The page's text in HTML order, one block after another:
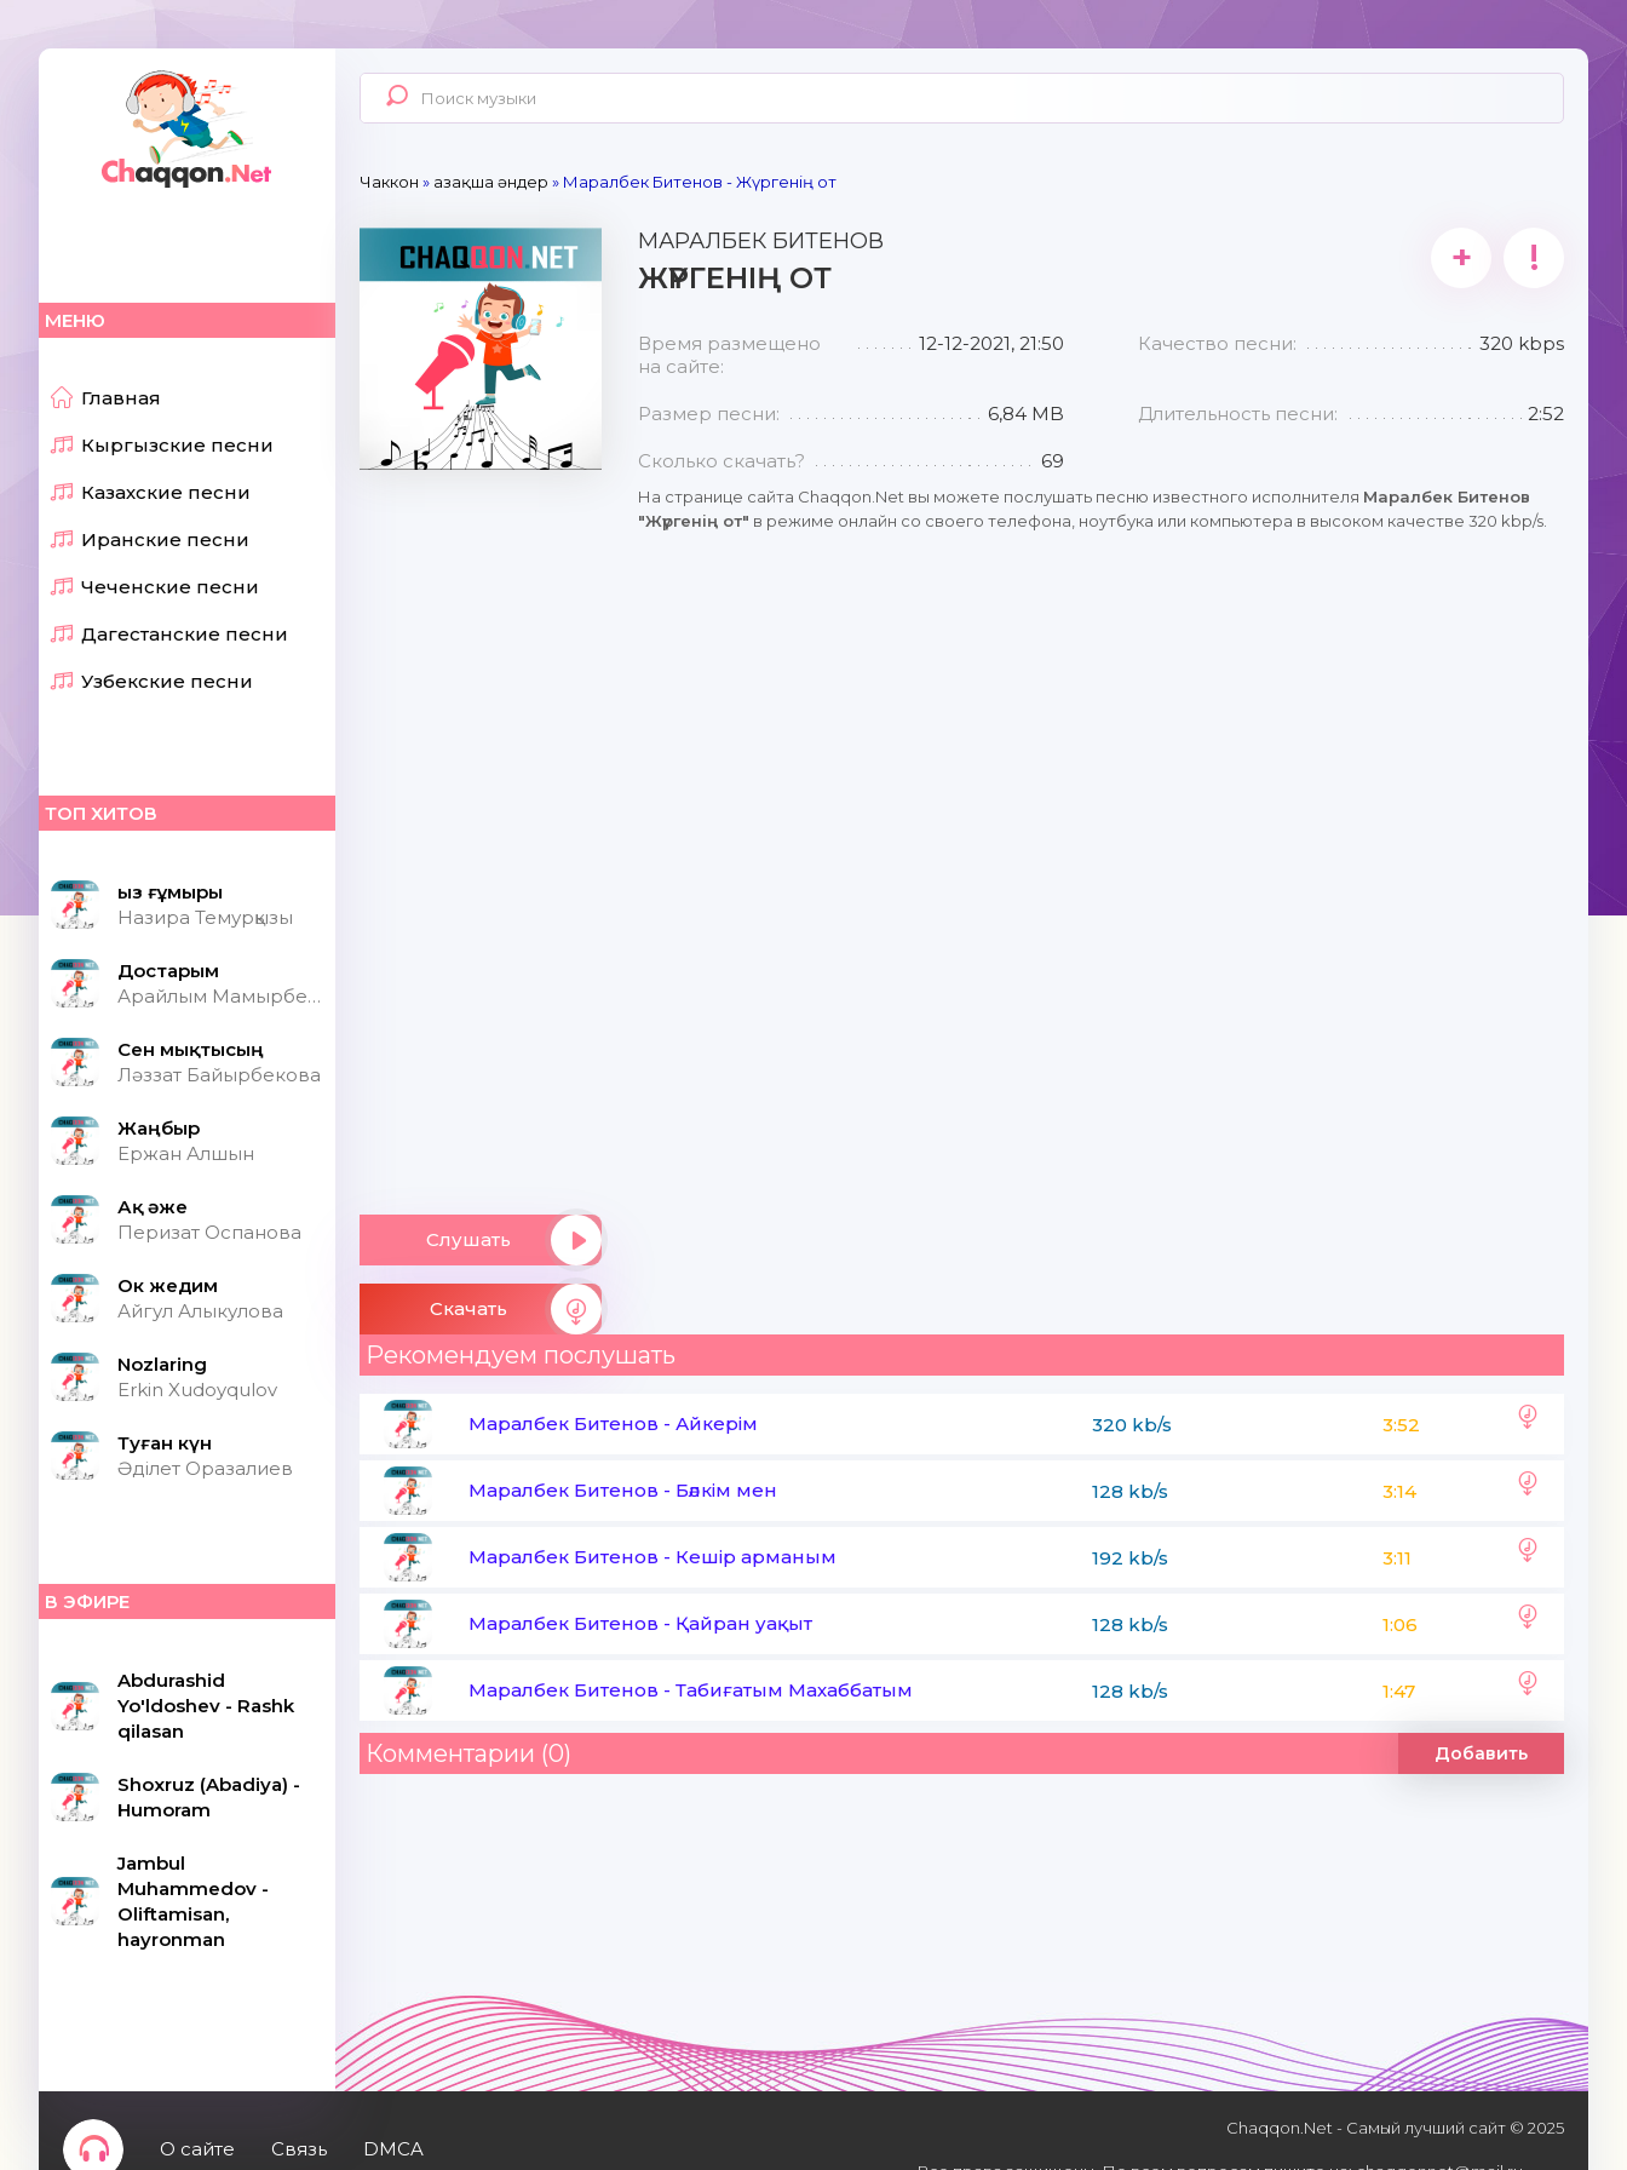
МЕНЮ
Главная
Кыргызские песни
Казахские песни
Иранские песни
Чеченские песни
Дагестанские песни
Узбекские песни
ТОП ХИТОВ
Қыз ғұмыры
Назира Темурқызы
Достарым
Арайлым Мамырбекқызы
Сен мықтысың
Ләззат Байырбекова
Жаңбыр
Ержан Алшын
Ақ әже
Перизат Оспанова
Ок жедим
Айгул Алыкулова
Nozlaring
Erkin Xudoyqulov
Туған күн
Әділет Оразалиев
В ЭФИРЕ
Abdurashid
Yo'ldoshev - Rashk
qilasan
Shoxruz (Abadiya) -
Humoram
Jambul
Muhammedov -
Oliftamisan,
hayronman
Чаккон » Қазақша әндер » Маралбек Битенов - Жүргенің от
Слушать
Скачать
МАРАЛБЕК БИТЕНОВ
ЖҮРГЕНІҢ ОТ + !
Время размещено
на сайте:
12-12-2021, 21:50 Качество песни: 320 kbps
Размер песни: 6,84 MB Длительность песни: 2:52
Сколько скачать? 69
На странице сайта Chaqqon.Net вы можете послушать песню известного исполнителя Маралбек Битенов
"Жүргенің от" в режиме онлайн со своего телефона, ноутбука или компьютера в высоком качестве 320 kbp/s.
Рекомендуем послушать
Маралбек Битенов - Айкерім 320 kb/s 3:52
Маралбек Битенов - Бәлкім мен 128 kb/s 3:14
Маралбек Битенов - Кешір арманым 192 kb/s 3:11
Маралбек Битенов - Қайран уақыт 128 kb/s 1:06
Маралбек Битенов - Табиғатым Махаббатым 128 kb/s 1:47
Комментарии (0) Добавить
О сайте Связь DMCA
Chaqqon.Net - Самый лучший сайт © 2025